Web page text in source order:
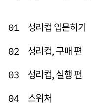
01 생리컵 입문하기
02 생리컵, 구매 편
03 생리컵, 실행 편
04 스위처